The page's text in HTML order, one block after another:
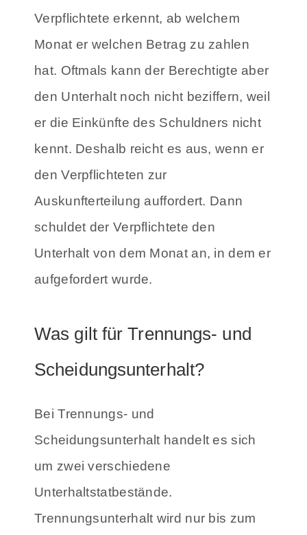
Verpflichtete erkennt, ab welchem
Monat er welchen Betrag zu zahlen
hat. Oftmals kann der Berechtigte aber
den Unterhalt noch nicht beziffern, weil
er die Einkünfte des Schuldners nicht
kennt. Deshalb reicht es aus, wenn er
den Verpflichteten zur
Auskunfterteilung auffordert. Dann
schuldet der Verpflichtete den
Unterhalt von dem Monat an, in dem er
aufgefordert wurde.
Was gilt für Trennungs- und
Scheidungsunterhalt?
Bei Trennungs- und
Scheidungsunterhalt handelt es sich
um zwei verschiedene
Unterhaltstatbestände.
Trennungsunterhalt wird nur bis zum